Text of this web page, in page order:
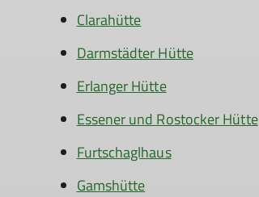
Clarahütte
Darmstädter Hütte
Erlanger Hütte
Essener und Rostocker Hütte
Furtschaglhaus
Gamshütte